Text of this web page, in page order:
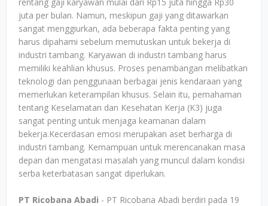
juta per bulan. Namun, meskipun gaji yang ditawarkan
sangat menggiurkan, ada beberapa fakta penting yang
harus dipahami sebelum memutuskan untuk bekerja di
industri tambang. Karyawan di industri tambang harus
memiliki keahlian khusus. Proses penambangan melibatkan
teknologi dan penggunaan berbagai jenis kendaraan yang
memerlukan keterampilan khusus. Selain itu, pemahaman
tentang Keselamatan dan Kesehatan Kerja (K3) juga
sangat penting untuk menjaga keamanan dalam
bekerja.Kecerdasan emosi merupakan aset berharga di
industri tambang. Kemampuan untuk merencanakan masa
depan dan mengatasi masalah yang muncul dalam kondisi
serba keterbatasan sangat diperlukan.
PT Ricobana Abadi - PT Ricobana Abadi berdiri pada 19